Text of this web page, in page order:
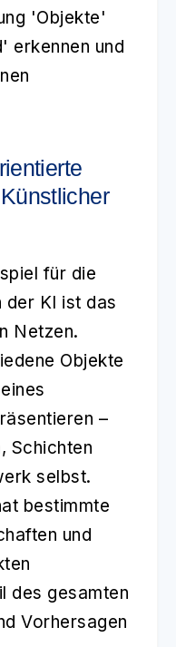
'Objekte'
erkennen und
für die
der KI ist das
Netzen.
Objekte
–
Schichten
selbst.
bestimmte
und
des gesamten
Vorhersagen